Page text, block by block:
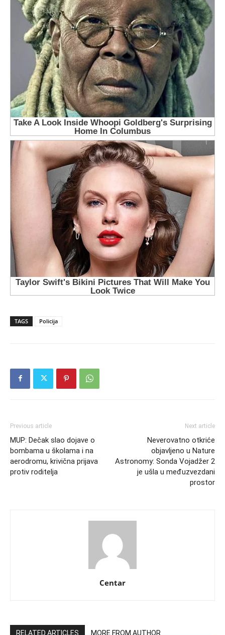
TAGS Policija
Previous article
MUP: Dečak slao dojave o
bombama u školama i na
aerodromu, krivična prijava
protiv roditelja
Next article
Neverovatno otkriće
objavljeno u Nature
Astronomy: Sonda Vojadžer 2
je ušla u međuzvezdani
prostor
Centar
RELATED ARTICLES MORE FROM AUTHOR